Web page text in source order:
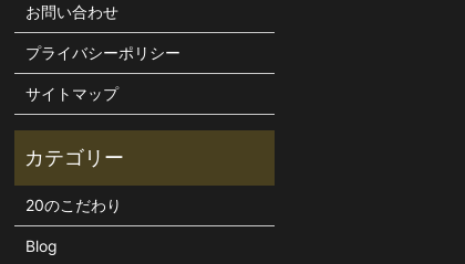
お問い合わせ
プライバシーポリシー
サイトマップ
20のこだわり
Blog